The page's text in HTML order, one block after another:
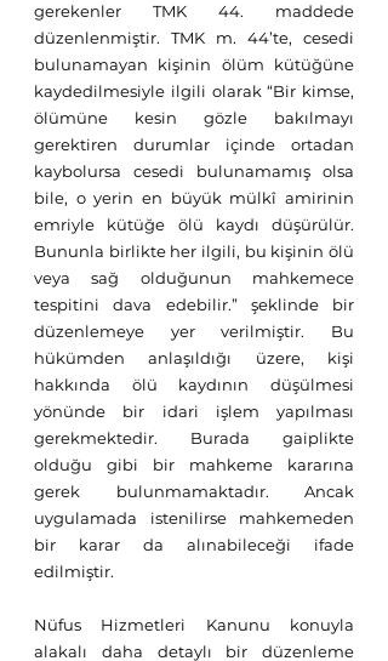
gerekenler TMK 44. maddede
düzenlenmiştir. TMK m. 44’te, cesedi
bulunamayan kişinin ölüm kütüğüne
kaydedilmesiyle ilgili olarak “Bir kimse,
ölümüne kesin gözle bakılmayı
gerektiren durumlar içinde ortadan
kaybolursa cesedi bulunamamış olsa
bile, o yerin en büyük mülkî amirinin
emriyle kütüğe ölü kaydı düşürülür.
Bununla birlikte her ilgili, bu kişinin ölü
veya sağ olduğunun mahkemece
tespitini dava edebilir.” şeklinde bir
düzenlemeye yer verilmiştir. Bu
hükümden anlaşıldığı üzere, kişi
hakkında ölü kaydının düşülmesi
yönünde bir idari işlem yapılması
gerekmektedir. Burada gaiplikte
olduğu gibi bir mahkeme kararına
gerek bulunmamaktadır. Ancak
uygulamada istenilirse mahkemeden
bir karar da alınabileceği ifade
edilmiştir.
Nüfus Hizmetleri Kanunu konuyla
alakalı daha detaylı bir düzenleme